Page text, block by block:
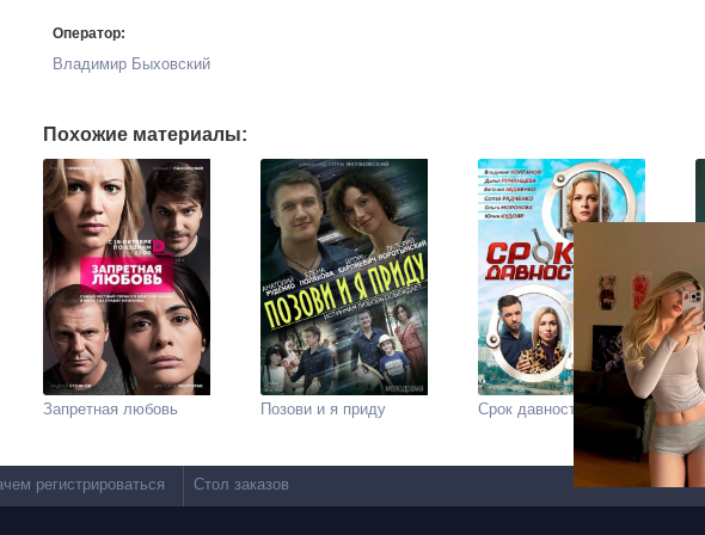
Оператор:
Владимир Быховский
Похожие материалы:
Срок давности
Позови и я приду
Запретная любовь
регистрироваться Стол заказов